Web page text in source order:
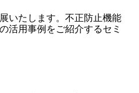
いたします。不正防止機能
活用事例をご紹介するセミ